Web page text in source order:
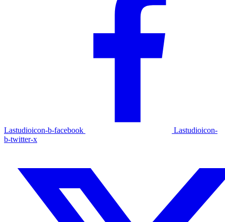
Lastudioicon-b-facebook
Lastudioicon-
b-twitter-x